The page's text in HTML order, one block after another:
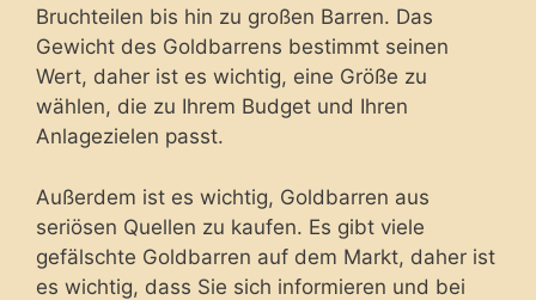
Bruchteilen bis hin zu großen Barren. Das
Gewicht des Goldbarrens bestimmt seinen
Wert, daher ist es wichtig, eine Größe zu
wählen, die zu Ihrem Budget und Ihren
Anlagezielen passt.
Außerdem ist es wichtig, Goldbarren aus
seriösen Quellen zu kaufen. Es gibt viele
gefälschte Goldbarren auf dem Markt, daher ist
es wichtig, dass Sie sich informieren und bei